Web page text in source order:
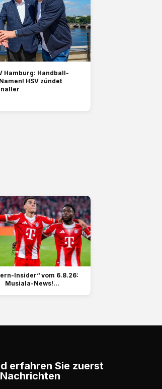
Hamburg: Handball-
HSV zündet
Insider“ vom 6.8.26:
Musiala-News!...
erfahren Sie zuerst